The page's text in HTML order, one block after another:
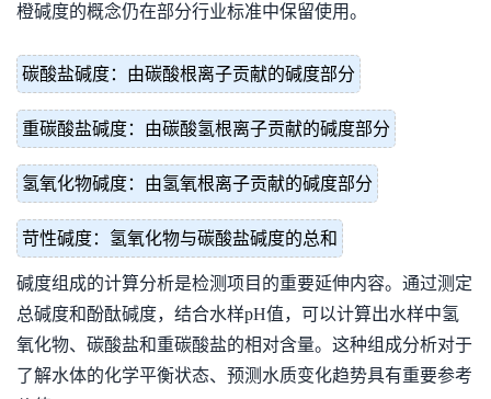
橙碱度的概念仍在部分行业标准中保留使用。
碳酸盐碱度：由碳酸根离子贡献的碱度部分
重碳酸盐碱度：由碳酸氢根离子贡献的碱度部分
氢氧化物碱度：由氢氧根离子贡献的碱度部分
苛性碱度：氢氧化物与碳酸盐碱度的总和
碱度组成的计算分析是检测项目的重要延伸内容。通过测定
总碱度和酚酞碱度，结合水样pH值，可以计算出水样中氢
氧化物、碳酸盐和重碳酸盐的相对含量。这种组成分析对于
了解水体的化学平衡状态、预测水质变化趋势具有重要参考